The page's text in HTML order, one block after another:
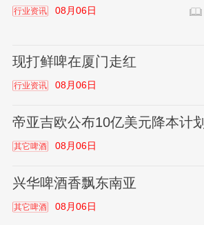
行业资讯 08月06日
现打鲜啤在厦门走红
行业资讯 08月06日
帝亚吉欧公布10亿美元降本计划
其它啤酒 08月06日
兴华啤酒香飘东南亚
其它啤酒 08月06日